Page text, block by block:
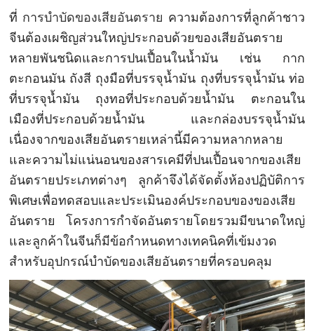
ที่ การบำบัดของเสียอันตราย ความต้องการที่ลูกค้าชาว
จีนต้องเผชิญส่วนใหญ่ประกอบด้วยของเสียอันตราย
หลายพันชนิดและการปนเปื้อนในน้ำมัน เช่น กาก
ตะกอนมัน ถังสี ถุงมือที่บรรจุน้ำมัน ถุงที่บรรจุน้ำมัน ท่อ
ที่บรรจุน้ำมัน ถุงทอที่ประกอบด้วยน้ำมัน ตะกอนใน
เมืองที่ประกอบด้วยน้ำมัน และกล่องบรรจุน้ำมัน
เนื่องจากของเสียอันตรายเหล่านี้มีความหลากหลาย
และความไม่แน่นอนของสารเคมีที่ปนเปื้อนจากของเสีย
อันตรายประเภทต่างๆ ลูกค้าจึงได้จัดตั้งห้องปฏิบัติการ
พิเศษเพื่อทดสอบและประเมินองค์ประกอบของของเสีย
อันตราย โครงการกำจัดอันตรายโดยรวมมีขนาดใหญ่
และลูกค้าในจีนก็มีข้อกำหนดทางเทคนิคที่เข้มงวด
สำหรับอุปกรณ์บำบัดของเสียอันตรายที่ครอบคลุม